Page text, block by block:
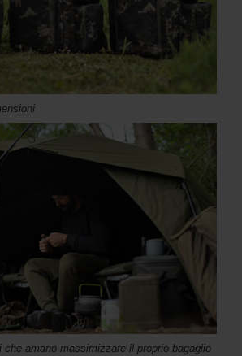
che amano massimizzare il proprio bagaglio